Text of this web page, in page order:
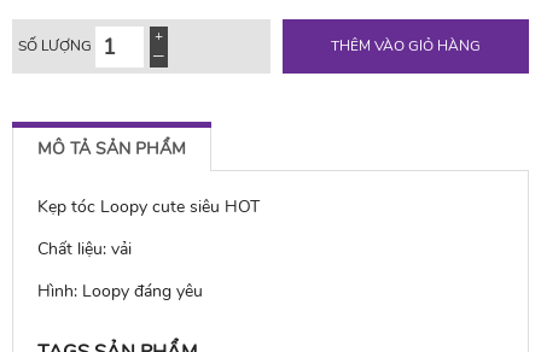
SỐ LƯỢNG THÊM VÀO GIỎ HÀNG
MÔ TẢ SẢN PHẨM
Kẹp tóc Loopy cute siêu HOT
Chất liệu: vải
Hình: Loopy đáng yêu